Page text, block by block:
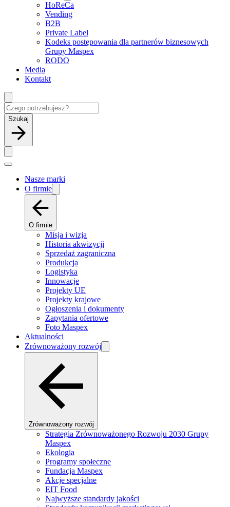
HoReCa
Vending
B2B
Private Label
Kodeks postępowania dla partnerów biznesowych
Grupy Maspex
RODO
Media
Kontakt
Szukaj
Nasze marki
O firmie
O firmie
Misja i wizja
Historia akwizycji
Sprzedaż zagraniczna
Produkcja
Logistyka
Innowacje
Projekty UE
Projekty krajowe
Ogłoszenia i dokumenty
Zapytania ofertowe
Foto Maspex
Aktualności
Zrównoważony rozwój
Zrównoważony rozwój
Strategia Zrównoważonego Rozwoju 2030 Grupy
Maspex
Ekologia
Programy społeczne
Fundacja Maspex
Akcje specjalne
EIT Food
Najwyższe standardy jakości